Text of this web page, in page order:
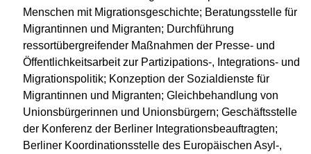
Menschen mit Migrationsgeschichte; Beratungsstelle für
Migrantinnen und Migranten; Durchführung
ressortübergreifender Maßnahmen der Presse- und
Öffentlichkeitsarbeit zur Partizipations-, Integrations- und
Migrationspolitik; Konzeption der Sozialdienste für
Migrantinnen und Migranten; Gleichbehandlung von
Unionsbürgerinnen und Unionsbürgern; Geschäftsstelle
der Konferenz der Berliner Integrationsbeauftragten;
Berliner Koordinationsstelle des Europäischen Asyl-,